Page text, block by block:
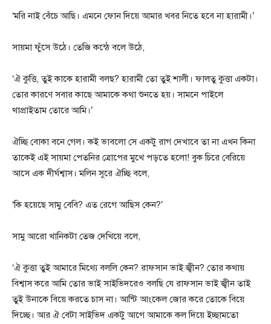
‘মরি নাই বেঁচে আছি। এমনে ফোন দিয়ে আমার খবর নিতে হবে না হারামী।’
সায়মা ফুঁসে উঠে। তেজি কন্ঠে বলে উঠে,
‘ঐ কুত্তি, তুই কাকে হারামী বলছ? হারামী তো তুই শালী। ফালতু কুত্তা একটা।
তোর কারণে সবার কাছে আমাকে কথা শুনতে হয়। সামনে পাইলে
থাপ্রাইতাম তোরে আমি।’
ঐচ্ছি বোকা বনে গেল। কই ভাবলো সে একটু রাগ দেখাবে তা না এখন কিনা
তাকেই এই সায়মা পেতনির ত্রোপের মুখে পড়তে হলো! বুক চিরে বেরিয়ে
আসে এক দীর্ঘশ্বাস। মলিন সুরে ঐচ্ছি বলে,
‘কি হয়েছে সামু বেবি? এত রেগে আছিস কেন?’
সামু আরো খানিকটা তেজ দেখিয়ে বলে,
‘ঐ কুত্তা তুই আমারে মিথ্যে বললি কেন? রাফসান ভাই জ্বীন? তোর কথায়
বিশ্বাস করে আমি তোর ভাই সাইভিদরেও বলছি যে রাফসান ভাই জ্বীন তাই
তুই উনাকে বিয়ে করতে চাস না। আন্টি আংকেল জোর করে তোকে বিয়ে
দিচ্ছে। আর ঐ বেটা সাইভিদ একটু আগে আমাকে কল দিয়ে ইচ্ছামতো